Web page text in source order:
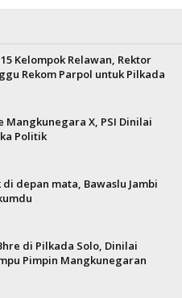
Kelompok Relawan, Rektor
Rekom Parpol untuk Pilkada
Mangkunegara X, PSI Dinilai
Politik
depan mata, Bawaslu Jambi
di Pilkada Solo, Dinilai
Pimpin Mangkunegaran